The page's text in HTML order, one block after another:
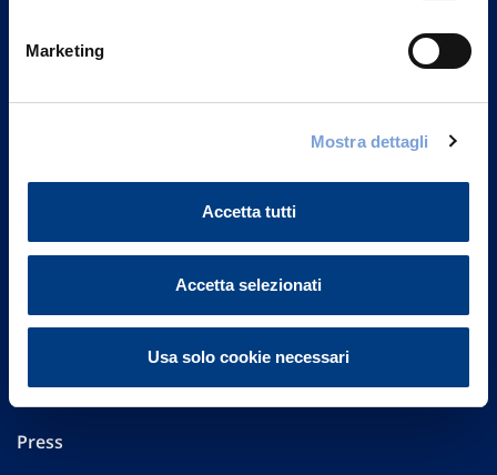
Marketing
Mostra dettagli
Accetta tutti
Accetta selezionati
Usa solo cookie necessari
Part. IVA 01329510158
Sostenibilità
Performances
Press